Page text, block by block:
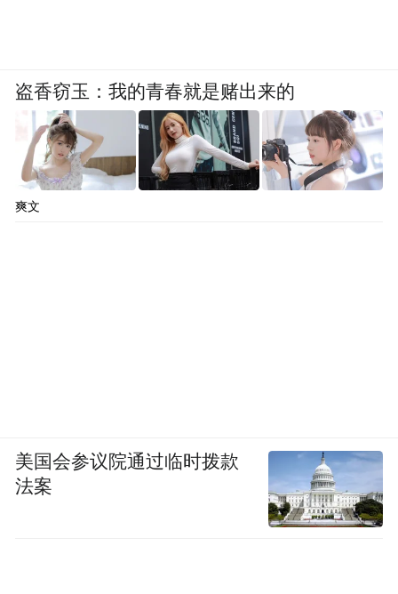
盗香窃玉：我的青春就是赌出来的
爽文
美国会参议院通过临时拨款
法案